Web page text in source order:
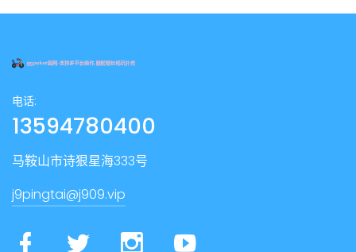
电话:
13594780400
马鞍山市诗狠星海333号
j9pingtai@j909.vip